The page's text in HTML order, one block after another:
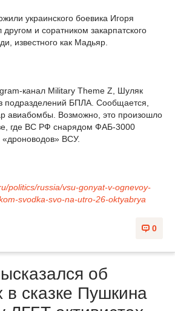
украинского боевика Игоря
и соратником закарпатского
известного как Мадьяр.
канал Military Theme Z, Шуляк
подразделений БПЛА. Сообщается,
авиабомбы. Возможно, это произошло
где ВС РФ снарядом ФАБ-3000
ВСУ.
politics/russia/vsu-gonyat-v-ognevoy-
svodka-svo-na-utro-26-oktyabrya
0
об
в сказке Пушкина